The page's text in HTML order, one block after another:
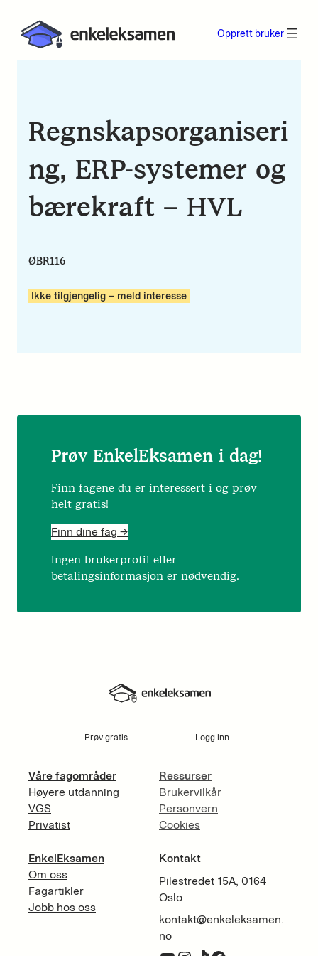
Opprett bruker
Regnskapsorganiseri
ng, ERP-systemer og
bærekraft – HVL
ØBR116
Ikke tilgjengelig – meld interesse
Prøv EnkelEksamen i dag!
Finn fagene du er interessert i og prøv
helt gratis!
Finn dine fag ->
Ingen brukerprofil eller
betalingsinformasjon er nødvendig.
Prøv gratis Logg inn
Våre fagområder
Høyere utdanning
VGS
Privatist
EnkelEksamen
Om oss
Fagartikler
Jobb hos oss
Ressurser
Brukervilkår
Personvern
Cookies
Kontakt
Pilestredet 15A, 0164
Oslo
kontakt@enkeleksamen.
no